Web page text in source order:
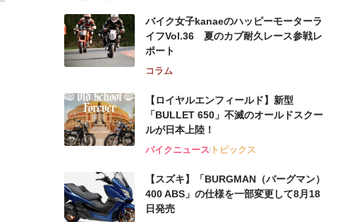
バイク女子kanaeのハッピーモーターラ
イフVol.36 夏のカブ耐久レース参戦レ
ポート
コラム
【ロイヤルエンフィールド】新型
「BULLET 650」不滅のオールドスクー
ルが⽇本上陸！
バイクニューストピックス
【スズキ】「BURGMAN（バーグマン）
400 ABS」の仕様を一部変更して8月18
日発売